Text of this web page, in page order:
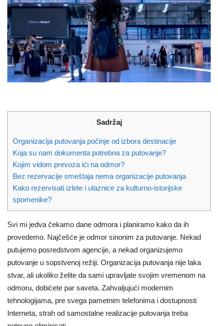
Sadržaj
Organizacija putovanja počinje od izbora destinacije
Koja su nam dokumenta potrebna za putovanje?
Kojim vidom prevoza ići na odmor?
Bez rezervacije smeštaja nema organizacije putovanja
Kako rezervisati izlete i ulaznice za kulturno-istorijske
spomenike?
Svi mi jedva čekamo dane odmora i planiramo kako da ih
provedemo. Najčešće je odmor sinonim za putovanje. Nekad
putujemo posredstvom agencije, a nekad organizujemo
putovanje u sopstvenoj režiji. Organizacija putovanja nije laka
stvar, ali ukoliko želite da sami upravljate svojim vremenom na
odmoru, dobićete par saveta. Zahvaljujući modernim
tehnologijama, pre svega pametnim telefonima i dostupnosti
Interneta, strah od samostalne realizacije putovanja treba